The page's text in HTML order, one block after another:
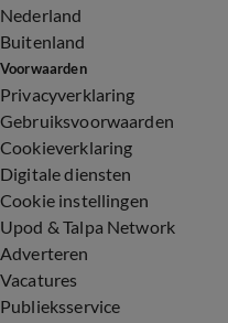
Nederland
Buitenland
Voorwaarden
Privacyverklaring
Gebruiksvoorwaarden
Cookieverklaring
Digitale diensten
Cookie instellingen
Upod & Talpa Network
Adverteren
Vacatures
Publieksservice